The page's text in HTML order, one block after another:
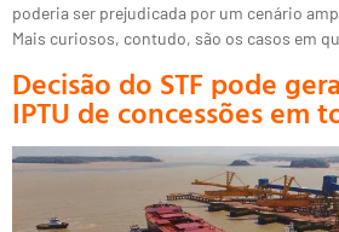
poderia ser prejudicada por um cenário
Mais curiosos, contudo, são os casos em
Decisão do STF pode
IPTU de concessões em